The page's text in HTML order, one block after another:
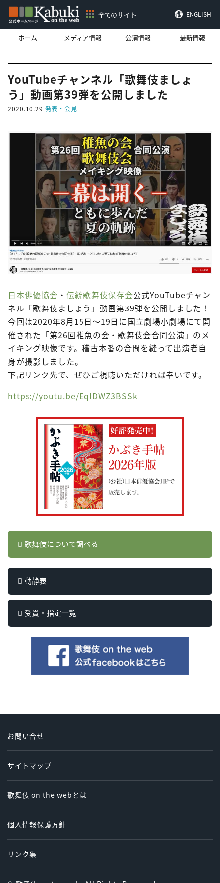
全てのサイト ENGLISH
ホーム メディア情報 公演情報 最新情報
YouTubeチャンネル「歌舞伎ましょ
う」動画第39弾を公開しました
2020.10.29 発表・会見
日本俳優協会 ・ 伝統歌舞伎保存会公式YouTubeチャン
ネル「歌舞伎ましょう」動画第39弾を公開しました！
今回は2020年8月15日～19日に国立劇場小劇場にて開
催された「第26回稚魚の会・歌舞伎会合同公演」のメ
イキング映像です。稽古本番の合間を縫って出演者自
身が撮影しました。
下記リンク先で、ぜひご視聴いただければ幸いです。
https://youtu.be/EqIDWZ3BSSk
歌舞伎について調べる
動静表
受賞・指定一覧
お問い合せ
サイトマップ
歌舞伎 on the webとは
個人情報保護方針
リンク集